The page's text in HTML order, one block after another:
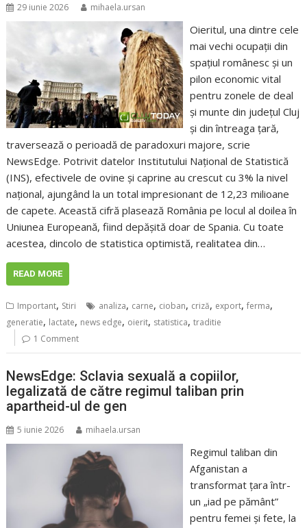
29 iunie 2026 mihaela.ursan
Oieritul, una dintre cele
mai vechi ocupații din
spațiul românesc și un
pilon economic vital
pentru zonele de deal
și munte din județul Cluj
și din întreaga țară,
traversează o perioadă de paradoxuri majore, scrie
NewsEdge. Potrivit datelor Institutului Național de Statistică
(INS), efectivele de ovine și caprine au crescut cu 3% la nivel
național, ajungând la un total impresionant de 12,23 milioane
de capete. Această cifră plasează România pe locul al doilea în
Uniunea Europeană, fiind depășită doar de Spania. Cu toate
acestea, dincolo de statistica optimistă, realitatea din…
READ MORE
Important, Stiri analiza, carne, cioban, criză, export,ferma,
generatie, lactate, news edge, oierit, statistica,traditie
1 Comment
NewsEdge: Sclavia sexuală a copiilor,
legalizată de către regimul taliban prin
apartheid-ul de gen
5 iunie 2026 mihaela.ursan
Regimul taliban din
Afganistan a
transformat țara într-
un „iad pe pământ”
pentru femei și fete, la